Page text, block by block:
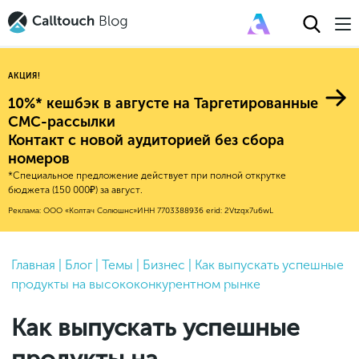
Авторитейл
Финансы
Е-коммерс
Недвижимость
HoReCa
Бьюти
Услуги
2025
2024
2022
2021
2020
Новые продукты
Эксплейнеры
Обновления продуктов Calltouch
Обучение работы с инструментами
Calltouch
Индекс здоровья российского
Mental Health
Привлечение
Конверсия
Аналитика
Финансы и бухгалтерия
Callday
MeetUp
АКЦИЯ!
10%* кешбэк в августе на Таргетированные
СМС-рассылки
Контакт с новой аудиторией без сбора
номеров
*Специальное предложение действует при полной открутке
бюджета (150 000₽) за август.
Реклама: ООО «Колтач Солюшнс»ИНН 7703388936 erid: 2Vtzqx7u6wL
Главная Блог Темы Бизнес
Как выпускать успешные
продукты на высококонкурентном рынке
Как выпускать успешные